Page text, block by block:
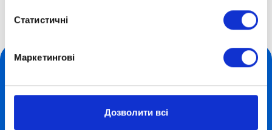
Статистичні
Маркетингові
Дозволити всі
Відтепер учні та екстерни Оптіми можуть вивчати
Форми навчання +